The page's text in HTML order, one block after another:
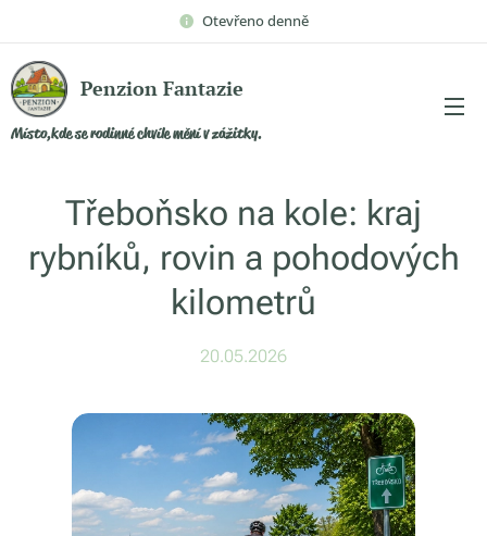
Otevřeno denně
Penzion Fantazie
Místo,kde se rodinné chvíle mění v zážitky.
Třeboňsko na kole: kraj
rybníků, rovin a pohodových
kilometrů
20.05.2026